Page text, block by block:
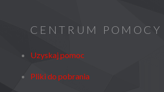
CENTRUM POMOCY
Uzyskaj pomoc
Pliki do pobrania